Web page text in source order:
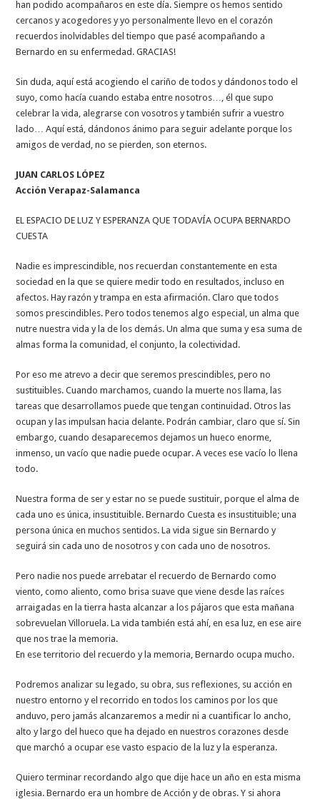
han podido acompañaros en este día. Siempre os hemos sentido
cercanos y acogedores y yo personalmente llevo en el corazón
recuerdos inolvidables del tiempo que pasé acompañando a
Bernardo en su enfermedad. GRACIAS!
Sin duda, aquí está acogiendo el cariño de todos y dándonos todo el
suyo, como hacía cuando estaba entre nosotros…, él que supo
celebrar la vida, alegrarse con vosotros y también sufrir a vuestro
lado… Aquí está, dándonos ánimo para seguir adelante porque los
amigos de verdad, no se pierden, son eternos.
JUAN CARLOS LÓPEZ
Acción Verapaz-Salamanca
EL ESPACIO DE LUZ Y ESPERANZA QUE TODAVÍA OCUPA BERNARDO
CUESTA
Nadie es imprescindible, nos recuerdan constantemente en esta
sociedad en la que se quiere medir todo en resultados, incluso en
afectos. Hay razón y trampa en esta afirmación. Claro que todos
somos prescindibles. Pero todos tenemos algo especial, un alma que
nutre nuestra vida y la de los demás. Un alma que suma y esa suma de
almas forma la comunidad, el conjunto, la colectividad.
Por eso me atrevo a decir que seremos prescindibles, pero no
sustituibles. Cuando marchamos, cuando la muerte nos llama, las
tareas que desarrollamos puede que tengan continuidad. Otros las
ocupan y las impulsan hacia delante. Podrán cambiar, claro que sí. Sin
embargo, cuando desaparecemos dejamos un hueco enorme,
inmenso, un vacío que nadie puede ocupar. A veces ese vacío lo llena
todo.
Nuestra forma de ser y estar no se puede sustituir, porque el alma de
cada uno es única, insustituible. Bernardo Cuesta es insustituible; una
persona única en muchos sentidos. La vida sigue sin Bernardo y
seguirá sin cada uno de nosotros y con cada uno de nosotros.
Pero nadie nos puede arrebatar el recuerdo de Bernardo como
viento, como aliento, como brisa suave que viene desde las raíces
arraigadas en la tierra hasta alcanzar a los pájaros que esta mañana
sobrevuelan Villoruela. La vida también está ahí, en esa luz, en ese aire
que nos trae la memoria.
En ese territorio del recuerdo y la memoria, Bernardo ocupa mucho.
Podremos analizar su legado, su obra, sus reflexiones, su acción en
nuestro entorno y el recorrido en todos los caminos por los que
anduvo, pero jamás alcanzaremos a medir ni a cuantificar lo ancho,
alto y largo del hueco que ha dejado en nuestros corazones desde
que marchó a ocupar ese vasto espacio de la luz y la esperanza.
Quiero terminar recordando algo que dije hace un año en esta misma
iglesia. Bernardo era un hombre de Acción y de obras. Y si ahora